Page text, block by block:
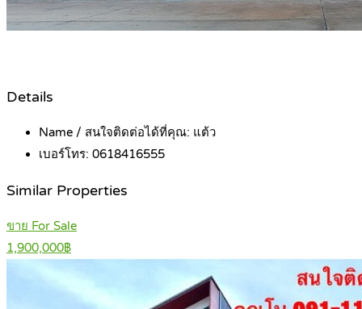
Details
Name / สนใจติดต่อได้ที่คุณ: แต้ว
เบอร์โทร: 0618416555
Similar Properties
ขาย For Sale
1,900,000฿